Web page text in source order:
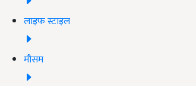
लाइफ स्टाइल
मौसम